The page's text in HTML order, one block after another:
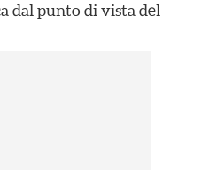
dal punto di vista del